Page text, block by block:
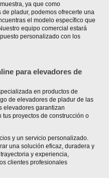
ya que como
pladur, podemos ofrecerte una
el modelo específico que
equipo comercial estará
personalizado con los
para elevadores de
en productos de
de elevadores de pladur de las
elevadores garantizan
proyectos de construcción o
y un servicio personalizado.
una solución eficaz, duradera y
y experiencia,
clientes profesionales